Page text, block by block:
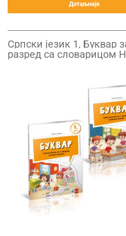
Детаљније
Српски језик 1, Буквар
разред са словарицом